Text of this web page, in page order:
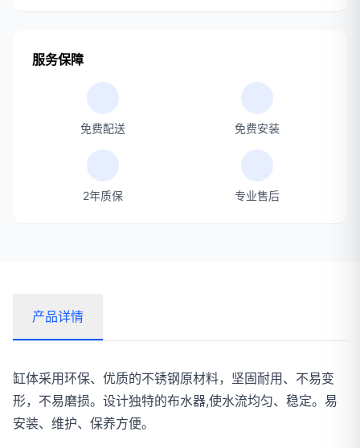
服务保障
免费配送 免费安装
2年质保 专业售后
产品详情
缸体采用环保、优质的不锈钢原材料，坚固耐用、不易变
形，不易磨损。设计独特的布水器,使水流均匀、稳定。易
安装、维护、保养方便。